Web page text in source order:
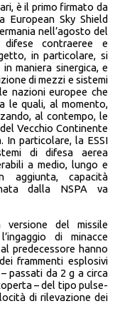
è il primo firmato da
European Sky Shield
nell’agosto del
contraeree e
in particolare, si
maniera sinergica, e
di mezzi e sistemi
nazioni europee che
le quali, al momento,
al contempo, le
Vecchio Continente
In particolare, la ESSI
di difesa aerea
a medio, lungo e
aggiunta, capacità
dalla NSPA va
del missile
di minacce
predecessore hanno
frammenti esplosivi
passati da 2 g a circa
– del tipo pulse-
di rilevazione dei